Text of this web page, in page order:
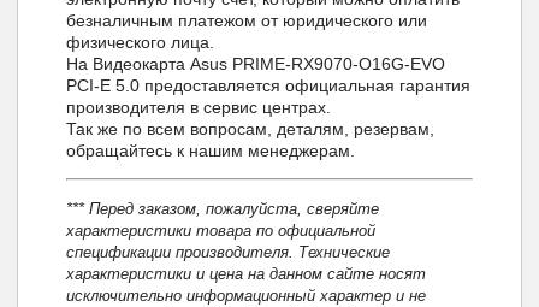
безналичным платежом от юридического или
физического лица.
На Видеокарта Asus PRIME-RX9070-O16G-EVO
PCI-E 5.0 предоставляется официальная гарантия
производителя в сервис центрах.
Так же по всем вопросам, деталям, резервам,
обращайтесь к нашим менеджерам.
*** Перед заказом, пожалуйста, сверяйте
характеристики товара по официальной
спецификации производителя. Технические
характеристики и цена на данном сайте носят
исключительно информационный характер и не